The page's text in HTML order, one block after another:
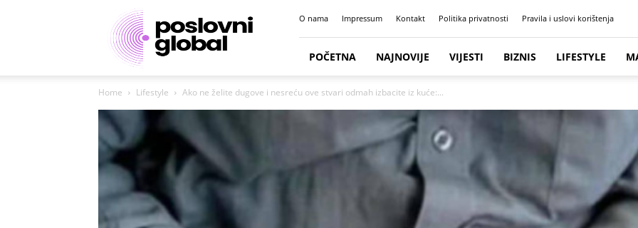
Poslovni
portal
O nama Impressum Kontakt Politika privatnosti Pravila i uslovi korištenja
POČETNA NAJNOVIJE VIJESTI BIZNIS LIFESTYLE
Home Lifestyle Ako ne želite dugove i nesreću ove stvari odmah izbacite iz kuće:...